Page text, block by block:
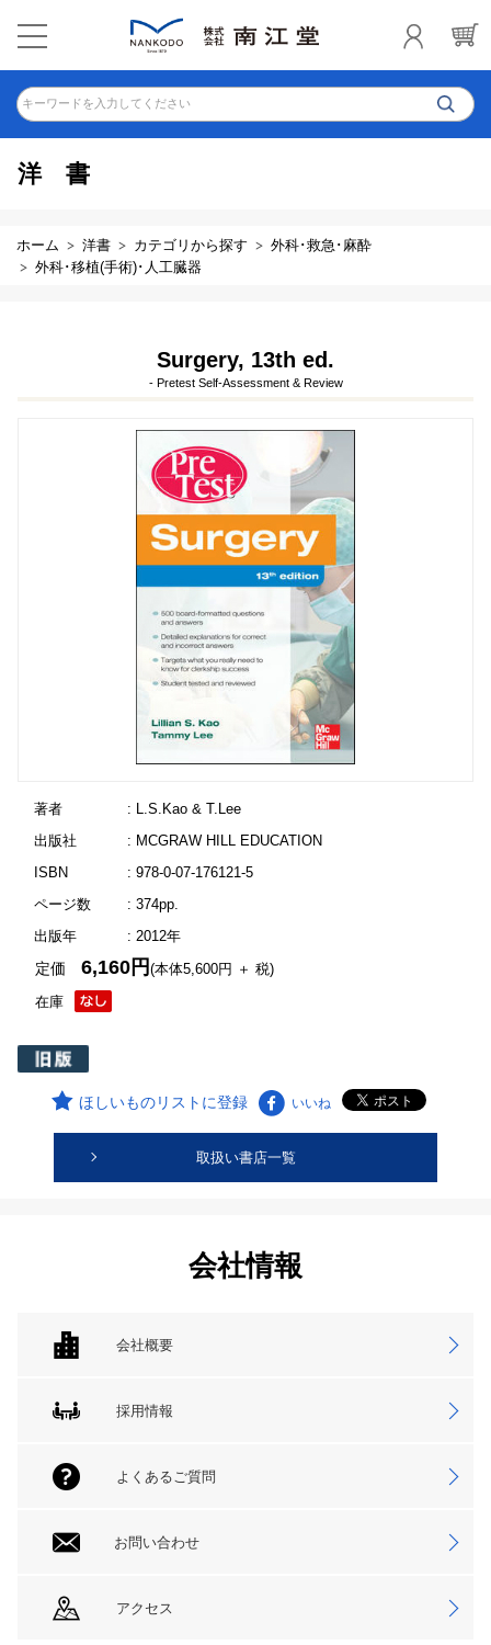
キーワードを入力してください
洋書
ホーム 洋書 カテゴリから探す
外科･救急･麻酔
外科･移植(手術)･人工臓器
Surgery, 13th ed.
- Pretest Self-Assessment & Review
著者
: L.S.Kao & T.Lee
出版社
: MCGRAW HILL EDUCATION
ISBN
: 978-0-07-176121-5
ページ数
: 374pp.
出版年
: 2012年
在庫
定価6,160円(本体5,600円 ＋ 税)
ほしいものリストに登録 いいね
取扱い書店一覧
会社情報
会社概要
採用情報
よくあるご質問
お問い合わせ
アクセス